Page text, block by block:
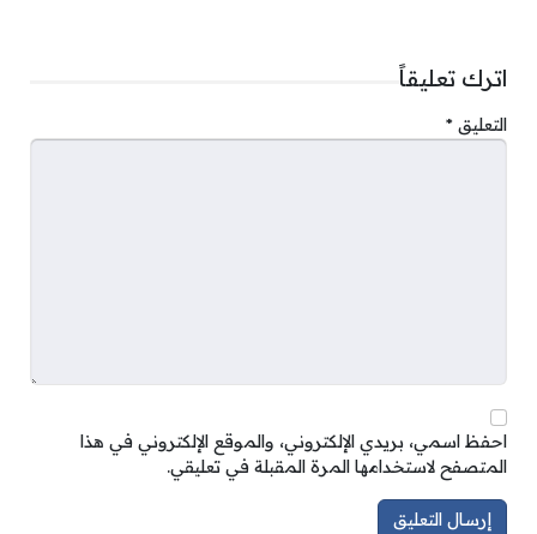
اترك تعليقاً
التعليق *
احفظ اسمي، بريدي الإلكتروني، والموقع الإلكتروني في هذا
المتصفح لاستخدامها المرة المقبلة في تعليقي.